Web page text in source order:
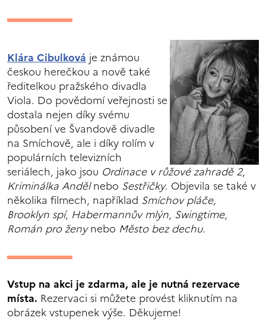
Klára Cibulková je známou
českou herečkou a nově také
ředitelkou pražského divadla
Viola. Do povědomí veřejnosti se
dostala nejen díky svému
působení ve Švandově divadle
na Smíchově, ale i díky rolím v
populárních televizních
seriálech, jako jsou Ordinace v růžové zahradě 2,
Kriminálka Andělnebo Sestřičky. Objevila se také v
několika filmech, například Smíchov pláče,
Brooklyn spí, Habermannův mlýn, Swingtime,
Román pro ženynebo Město bez dechu.
Vstup na akci je zdarma, ale je nutná rezervace
místa. Rezervaci si můžete provést kliknutím na
obrázek vstupenek výše. Děkujeme!